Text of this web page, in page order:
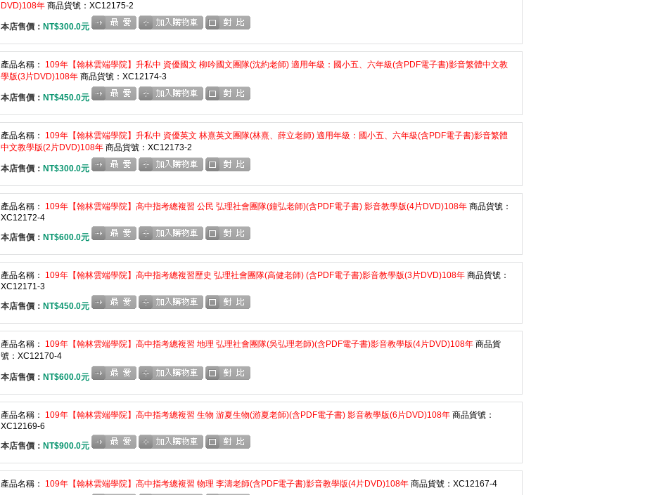
DVD)108年 商品貨號：XC12175-2
本店售價： NT$300.0元
產品名稱：
109年【翰林雲端學院】升私中 資優國文 柳吟國文團隊(沈約老師) 適用年級：國小五、六年級(含PDF電子書)影音繁體中文教
學版(3片DVD)108年 商品貨號：XC12174-3
本店售價： NT$450.0元
產品名稱：
109年【翰林雲端學院】升私中 資優英文 林熹英文團隊(林熹、薛立老師) 適用年級：國小五、六年級(含PDF電子書)影音繁體
中文教學版(2片DVD)108年 商品貨號：XC12173-2
本店售價： NT$300.0元
產品名稱： 109年【翰林雲端學院】高中指考總複習 公民 弘理社會團隊(鐘弘老師)(含PDF電子書) 影音教學版(4片DVD)108年 商品貨號：
XC12172-4
本店售價： NT$600.0元
產品名稱： 109年【翰林雲端學院】高中指考總複習歷史 弘理社會團隊(高健老師) (含PDF電子書)影音教學版(3片DVD)108年 商品貨號：
XC12171-3
本店售價： NT$450.0元
產品名稱： 109年【翰林雲端學院】高中指考總複習 地理 弘理社會團隊(吳弘理老師)(含PDF電子書)影音教學版(4片DVD)108年 商品貨
號：XC12170-4
本店售價： NT$600.0元
產品名稱： 109年【翰林雲端學院】高中指考總複習 生物 游夏生物(游夏老師)(含PDF電子書) 影音教學版(6片DVD)108年 商品貨號：
XC12169-6
本店售價： NT$900.0元
產品名稱： 109年【翰林雲端學院】高中指考總複習 物理 李濤老師(含PDF電子書)影音教學版(4片DVD)108年 商品貨號：XC12167-4